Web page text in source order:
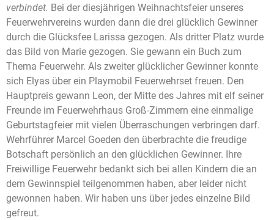
verbindet. Bei der diesjährigen Weihnachtsfeier unseres
Feuerwehrvereins wurden dann die drei glücklich Gewinner
durch die Glücksfee Larissa gezogen. Als dritter Platz wurde
das Bild von Marie gezogen. Sie gewann ein Buch zum
Thema Feuerwehr. Als zweiter glücklicher Gewinner konnte
sich Elyas über ein Playmobil Feuerwehrset freuen. Den
Hauptpreis gewann Leon, der Mitte des Jahres mit elf seiner
Freunde im Feuerwehrhaus Groß-Zimmern eine einmalige
Geburtstagfeier mit vielen Überraschungen verbringen darf.
Wehrführer Marcel Goeden den überbrachte die freudige
Botschaft persönlich an den glücklichen Gewinner. Ihre
Freiwillige Feuerwehr bedankt sich bei allen Kindern die an
dem Gewinnspiel teilgenommen haben, aber leider nicht
gewonnen haben. Wir haben uns über jedes einzelne Bild
gefreut.